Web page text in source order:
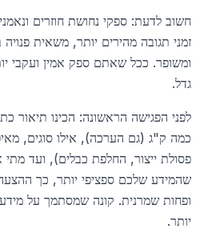
חשוב לדעת: ספקי נחושת חוזרים
זמני תגובה מהירים יותר, משאית
ומשופר. ככל שאתם ספק אמין ועקבי
גדל.
לפני הפגישה הראשונה: הכינו
כמה ק"ג (גם הערכה), אילו סוגים,
פסולת ייצור, החלפת כבלים), ועד
שהמידע שלכם ספציפי יותר, כך
ופחות שמרנית. קונה שמסתמך על
יותר.